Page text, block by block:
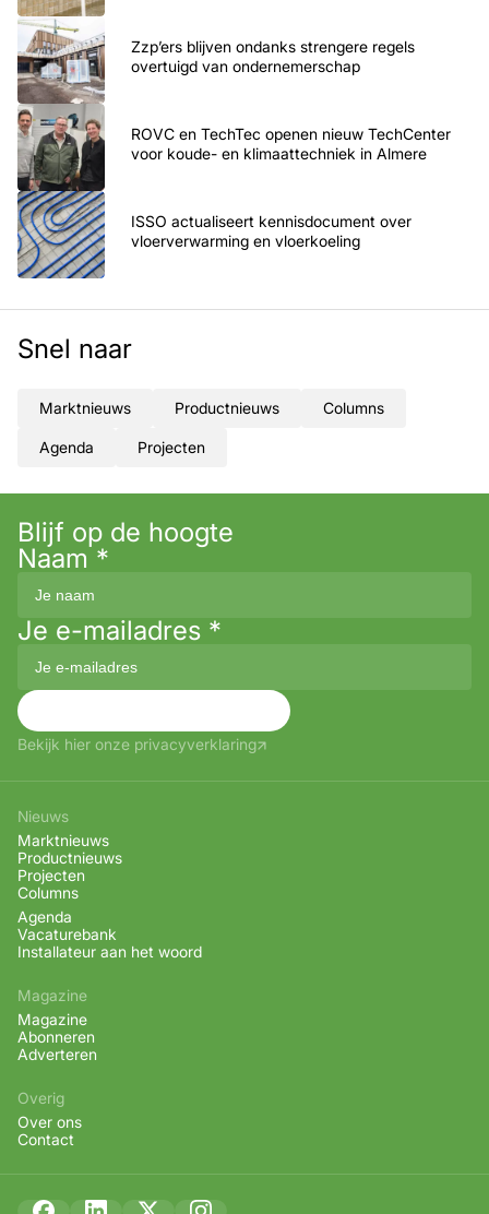
Zzp’ers blijven ondanks strengere regels
overtuigd van ondernemerschap
ROVC en TechTec openen nieuw TechCenter
voor koude- en klimaattechniek in Almere
ISSO actualiseert kennisdocument over
vloerverwarming en vloerkoeling
Snel naar
Marktnieuws Productnieuws Columns
Agenda Projecten
Blijf op de hoogte
Naam *
Je e-mailadres *
Bekijk hier onze privacyverklaring
Nieuws
Marktnieuws
Productnieuws
Projecten
Columns
Agenda
Vacaturebank
Installateur aan het woord
Magazine
Magazine
Abonneren
Adverteren
Overig
Over ons
Contact